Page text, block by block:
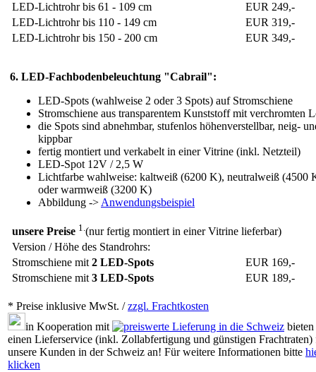
LED-Lichtrohr bis 61 - 109 cm
EUR 249,-
LED-Lichtrohr bis 110 - 149 cm
EUR 319,-
LED-Lichtrohr bis 150 - 200 cm
EUR 349,-
6. LED-Fachbodenbeleuchtung "Cabrail":
LED-Spots (wahlweise 2 oder 3 Spots) auf Stromschiene
Stromschiene aus transparentem Kunststoff mit verchromten
die Spots sind abnehmbar, stufenlos höhenverstellbar, neig-
kippbar
fertig montiert und verkabelt in einer Vitrine (inkl. Netzteil)
LED-Spot 12V / 2,5 W
Lichtfarbe wahlweise: kaltweiß (6200 K), neutralweiß (4500
oder warmweiß (3200 K)
Abbildung -> Anwendungsbeispiel
unsere Preise 1.(nur fertig montiert in einer Vitrine lieferbar)
Version / Höhe des Standrohrs:
Stromschiene mit 2 LED-Spots
EUR 169,-
Stromschiene mit 3 LED-Spots EUR 189,-
* Preise inklusive MwSt. /zzgl. Frachtkosten
in Kooperation mit
einen Lieferservice (inkl. Zollabfertigung und günstigen Frachtraten)
unsere Kunden in der Schweiz an! Für weitere Informationen bitte
klicken